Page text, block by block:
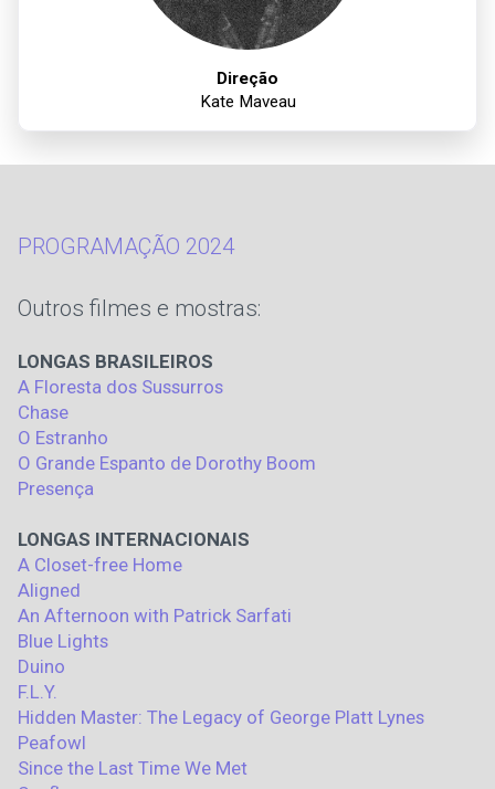
Direção
Kate Maveau
PROGRAMAÇÃO 2024
Outros filmes e mostras:
LONGAS BRASILEIROS
A Floresta dos Sussurros
Chase
O Estranho
O Grande Espanto de Dorothy Boom
Presença
LONGAS INTERNACIONAIS
A Closet-free Home
Aligned
An Afternoon with Patrick Sarfati
Blue Lights
Duino
F.L.Y.
Hidden Master: The Legacy of George Platt Lynes
Peafowl
Since the Last Time We Met